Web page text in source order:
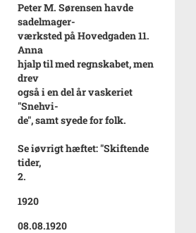
Peter M. Sørensen havde
sadelmager-
værksted på Hovedgaden 11.
Anna
hjalp til med regnskabet, men
drev
også i en del år vaskeriet
"Snehvi-
de", samt syede for folk.
Se iøvrigt hæftet: "Skiftende
tider,
2.
1920
08.08.1920